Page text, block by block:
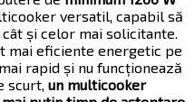
versatil, capabil să
și celor mai solicitante.
mai eficiente energetic pe
rapid și nu funcționează
scurt, un multicooker